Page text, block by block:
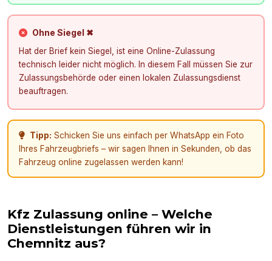
Ohne Siegel ✖
Hat der Brief kein Siegel, ist eine Online-Zulassung
technisch leider nicht möglich. In diesem Fall müssen Sie zur
Zulassungsbehörde oder einen lokalen Zulassungsdienst
beauftragen.
Tipp: Schicken Sie uns einfach per WhatsApp ein Foto
Ihres Fahrzeugbriefs – wir sagen Ihnen in Sekunden, ob das
Fahrzeug online zugelassen werden kann!
Kfz Zulassung online – Welche
Dienstleistungen führen wir in
Chemnitz aus?